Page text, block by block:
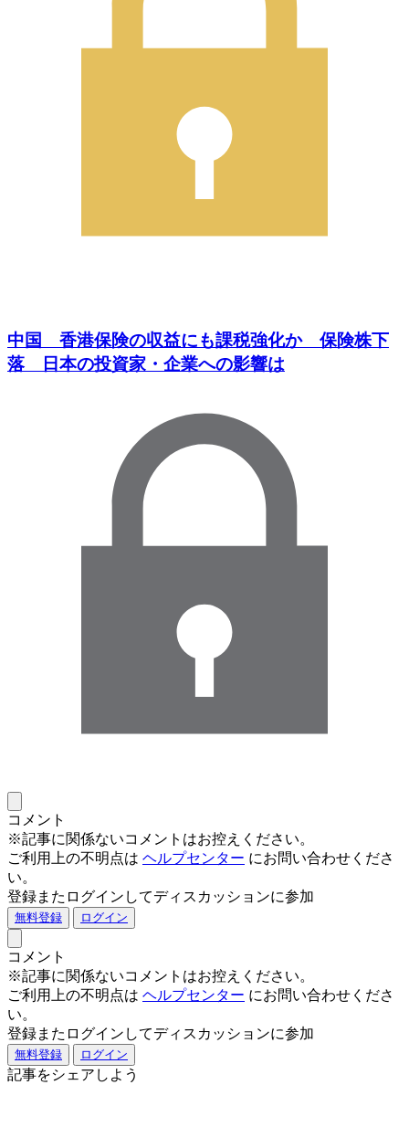
中国 香港保険の収益にも課税強化か 保険株下
落 日本の投資家・企業への影響は
コメント
※記事に関係ないコメントはお控えください。
ご利用上の不明点は ヘルプセンター にお問い合わせくださ
い。
登録またログインしてディスカッションに参加
無料登録 ログイン
コメント
※記事に関係ないコメントはお控えください。
ご利用上の不明点は ヘルプセンター にお問い合わせくださ
い。
登録またログインしてディスカッションに参加
無料登録 ログイン
記事をシェアしよう